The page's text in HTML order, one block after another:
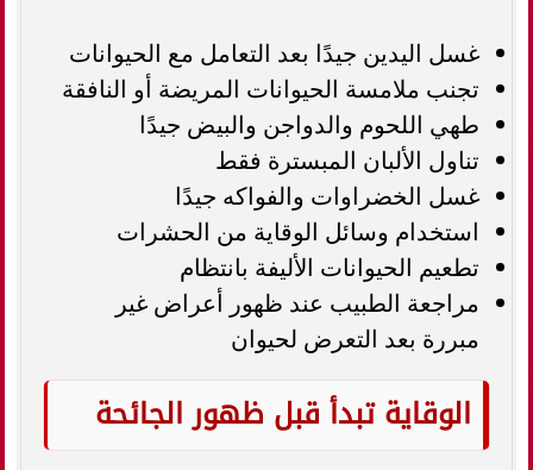
غسل اليدين جيدًا بعد التعامل مع الحيوانات
تجنب ملامسة الحيوانات المريضة أو النافقة
طهي اللحوم والدواجن والبيض جيدًا
تناول الألبان المبسترة فقط
غسل الخضراوات والفواكه جيدًا
استخدام وسائل الوقاية من الحشرات
تطعيم الحيوانات الأليفة بانتظام
مراجعة الطبيب عند ظهور أعراض غير
مبررة بعد التعرض لحيوان
الوقاية تبدأ قبل ظهور الجائحة